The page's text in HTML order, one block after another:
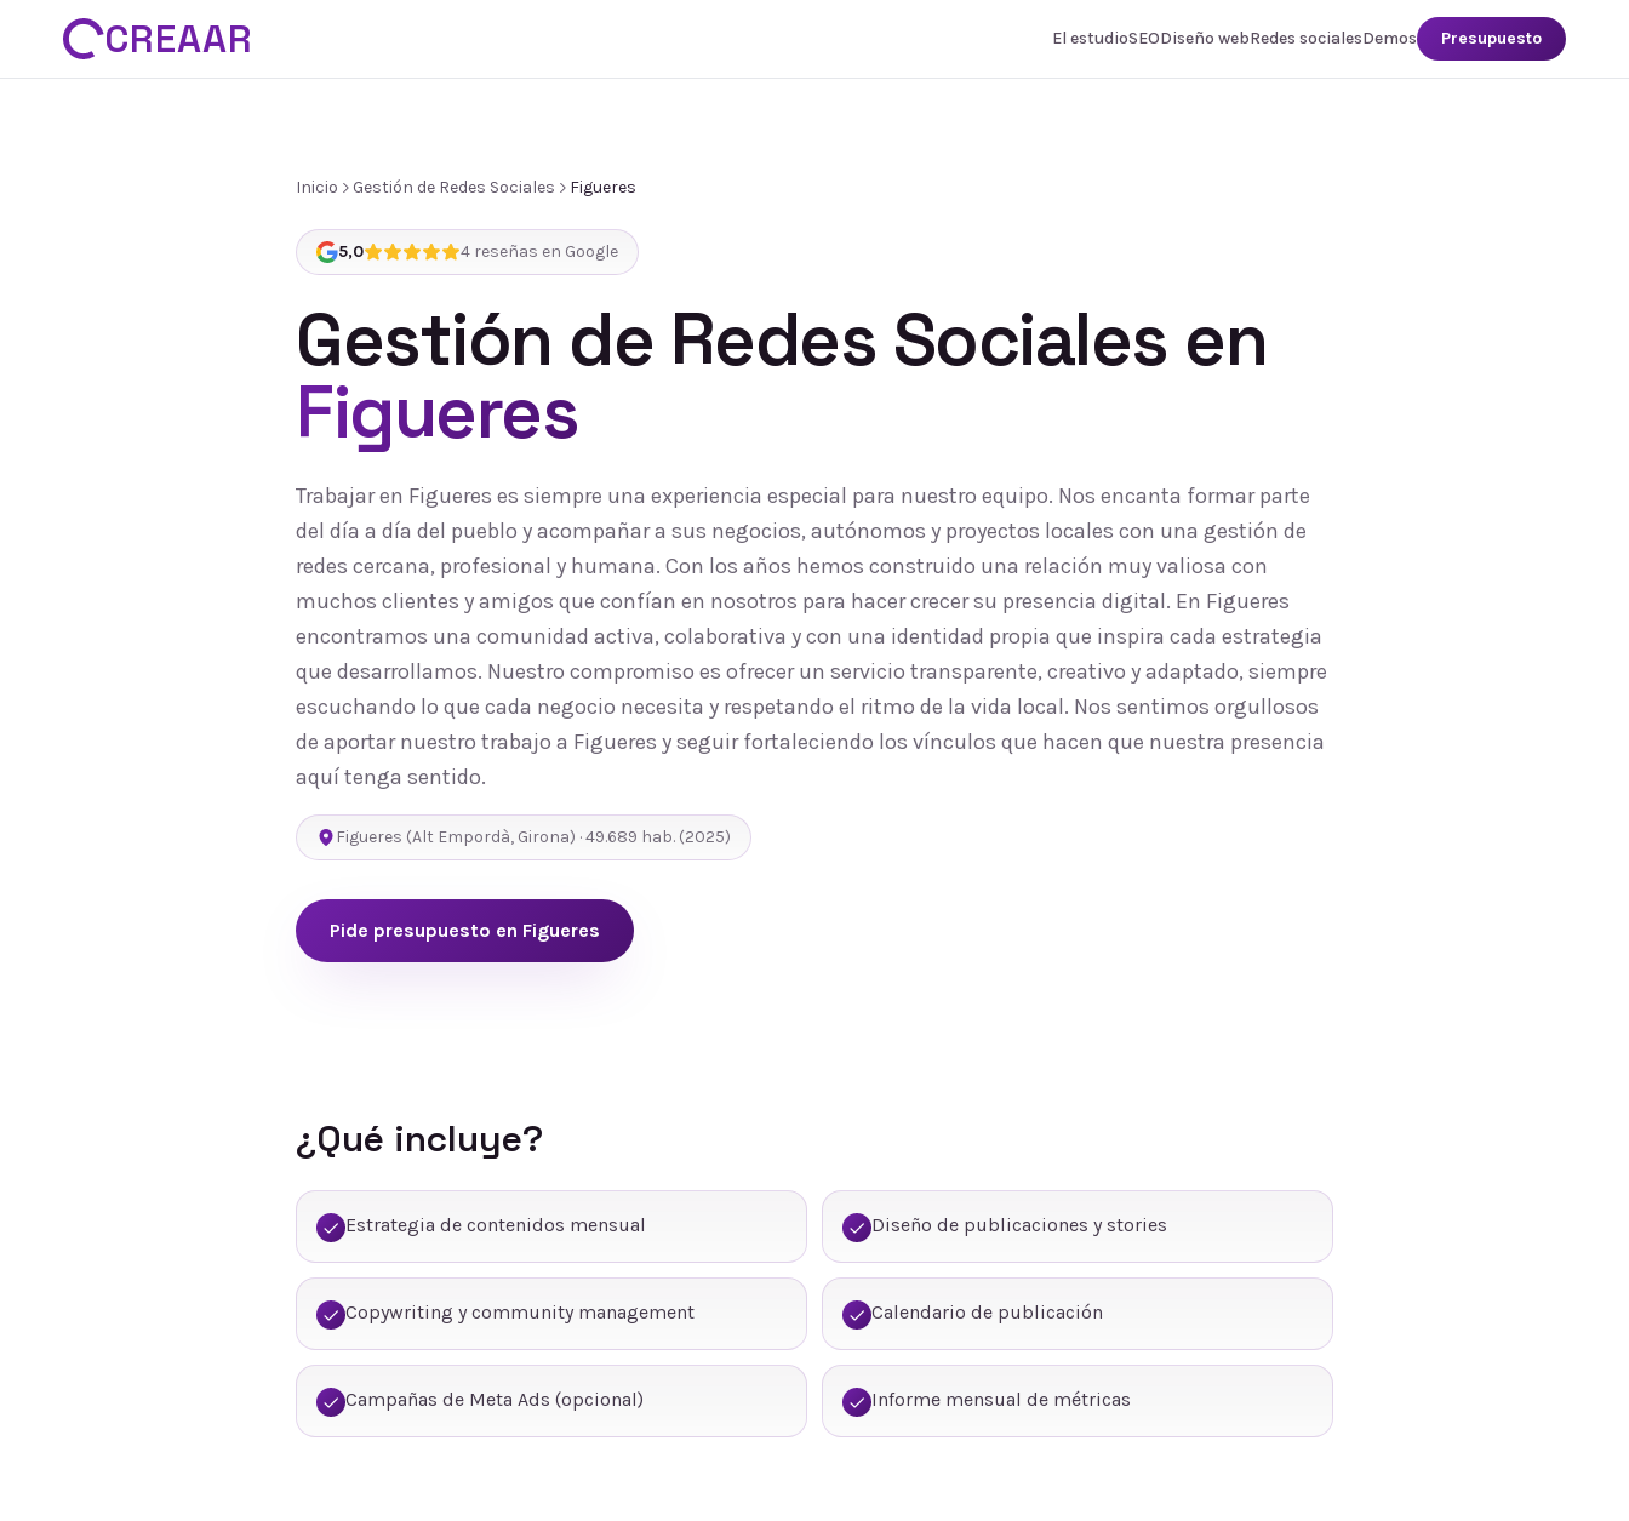
CREAAR El estudioSEODiseño webRedes socialesDemos Presupuesto
Inicio Gestión de Redes Sociales Figueres
5,0 4 reseñas en Google
Gestión de Redes Sociales en
Figueres
Trabajar en Figueres es siempre una experiencia especial para nuestro equipo. Nos encanta formar parte
del día a día del pueblo y acompañar a sus negocios, autónomos y proyectos locales con una gestión de
redes cercana, profesional y humana. Con los años hemos construido una relación muy valiosa con
muchos clientes y amigos que confían en nosotros para hacer crecer su presencia digital. En Figueres
encontramos una comunidad activa, colaborativa y con una identidad propia que inspira cada estrategia
que desarrollamos. Nuestro compromiso es ofrecer un servicio transparente, creativo y adaptado, siempre
escuchando lo que cada negocio necesita y respetando el ritmo de la vida local. Nos sentimos orgullosos
de aportar nuestro trabajo a Figueres y seguir fortaleciendo los vínculos que hacen que nuestra presencia
aquí tenga sentido.
Figueres (Alt Empordà, Girona) ·49.689 hab. (2025)
Pide presupuesto en Figueres
¿Qué incluye?
Estrategia de contenidos mensual Diseño de publicaciones y stories
Copywriting y community management Calendario de publicación
Campañas de Meta Ads (opcional) Informe mensual de métricas